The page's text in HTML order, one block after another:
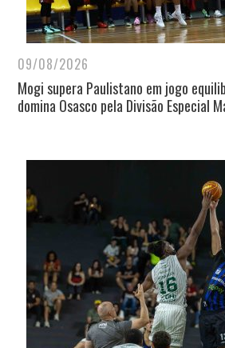
09/08/2026
Mogi supera Paulistano em jogo
domina Osasco pela Divisão Especial